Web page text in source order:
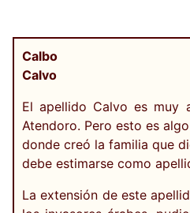
Calbo
Calvo
El apellido Calvo es muy
Atendoro. Pero esto es
donde creó la familia que
debe estimarse como
La extensión de este